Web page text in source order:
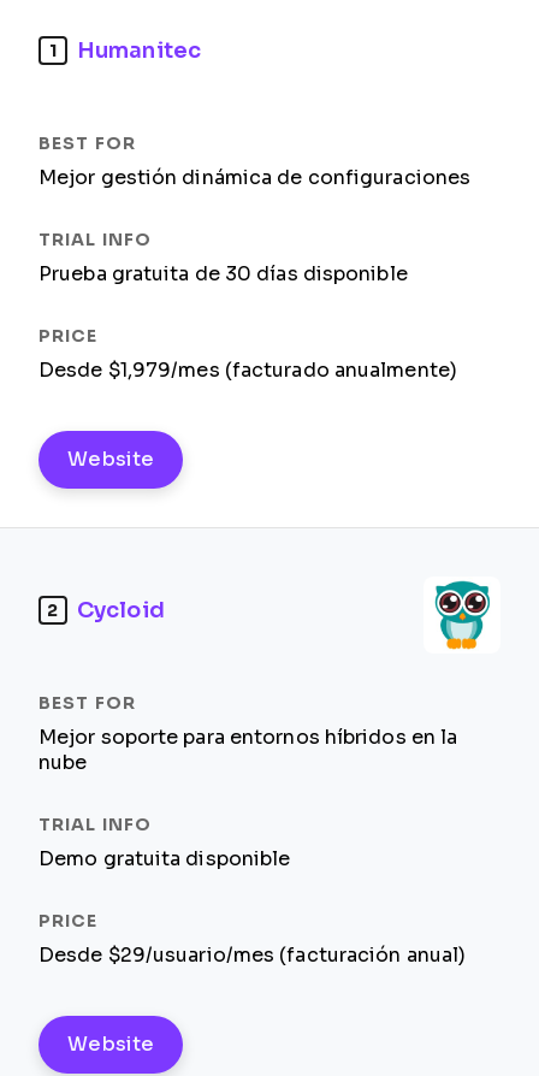
1 Humanitec
Mejor gestión dinámica de configuraciones
Prueba gratuita de 30 días disponible
Desde $1,979/mes (facturado anualmente)
Website
2 Cycloid
Mejor soporte para entornos híbridos en la
nube
Demo gratuita disponible
Desde $29/usuario/mes (facturación anual)
Website